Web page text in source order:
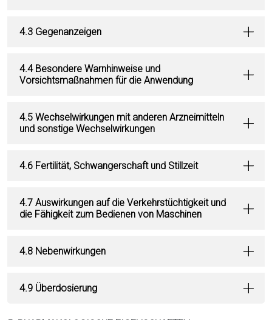
4.3 Gegenanzeigen
4.4 Besondere Warnhinweise und
Vorsichtsmaßnahmen für die Anwendung
4.5 Wechselwirkungen mit anderen Arzneimitteln
und sonstige Wechselwirkungen
4.6 Fertilität, Schwangerschaft und Stillzeit
4.7 Auswirkungen auf die Verkehrstüchtigkeit und
die Fähigkeit zum Bedienen von Maschinen
4.8 Nebenwirkungen
4.9 Überdosierung